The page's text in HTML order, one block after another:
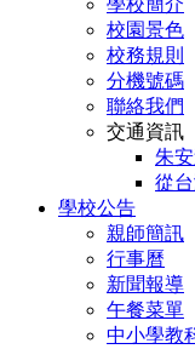
學校簡介
校園景色
校務規則
分機號碼
聯絡我們
交通資訊
朱
從
學校公告
親師簡訊
行事曆
新聞報導
午餐菜單
中小學教